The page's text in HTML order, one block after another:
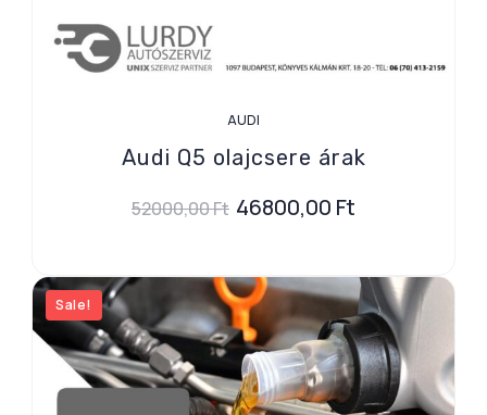
AUDI
Audi Q5 olajcsere árak
52000,00Ft 46800,00 Ft
Sale!